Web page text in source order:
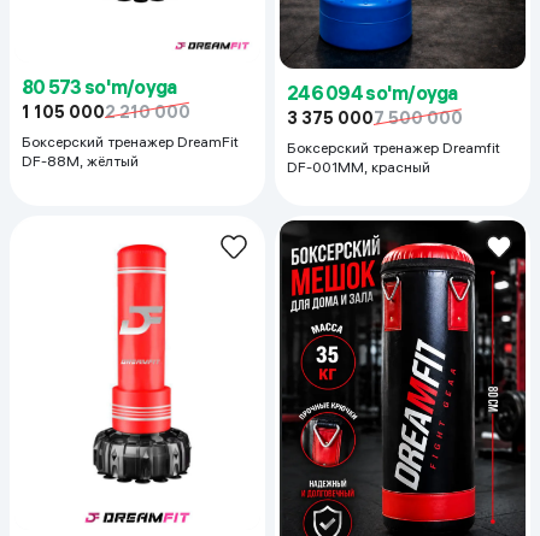
80 573 so'm/oyga
1 105 0002 210 000
Боксерский тренажер DreamFit
DF-88M, жёлтый
246 094 so'm/oyga
3 375 0007 500 000
Боксерский тренажер Dreamfit
DF-001MM, красный